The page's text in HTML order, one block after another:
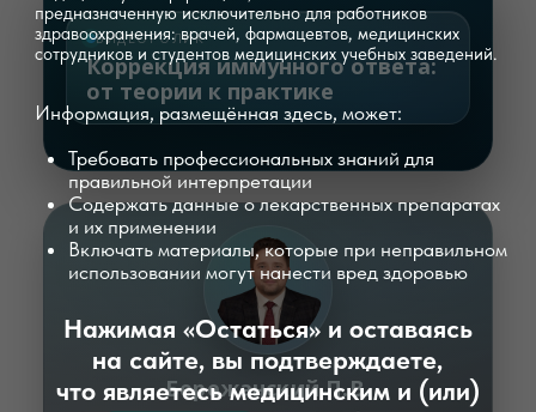
ВИДЕОРОЛИК
Коррекция иммунного ответа:
от теории к практике
Бережанский П.В.
Нажимая «Остаться» и оставаясь
на сайте, вы подтверждаете,
что являетесь медицинским и (или)
фармацевтическим работником
и принимаете на себя ответственность
за несоблюдение указанного
ограничения. Ваша безопасность
важна для нас.
Для получения информации о здоровье
проконсультируйтесь со специалистом.
Информация, размещённая здесь, может:
Требовать профессиональных знаний для
правильной интерпретации
Содержать данные о лекарственных препаратах
и их применении
Включать материалы, которые при неправильном
использовании могут нанести вред здоровью
Остаться
Покинуть сайт